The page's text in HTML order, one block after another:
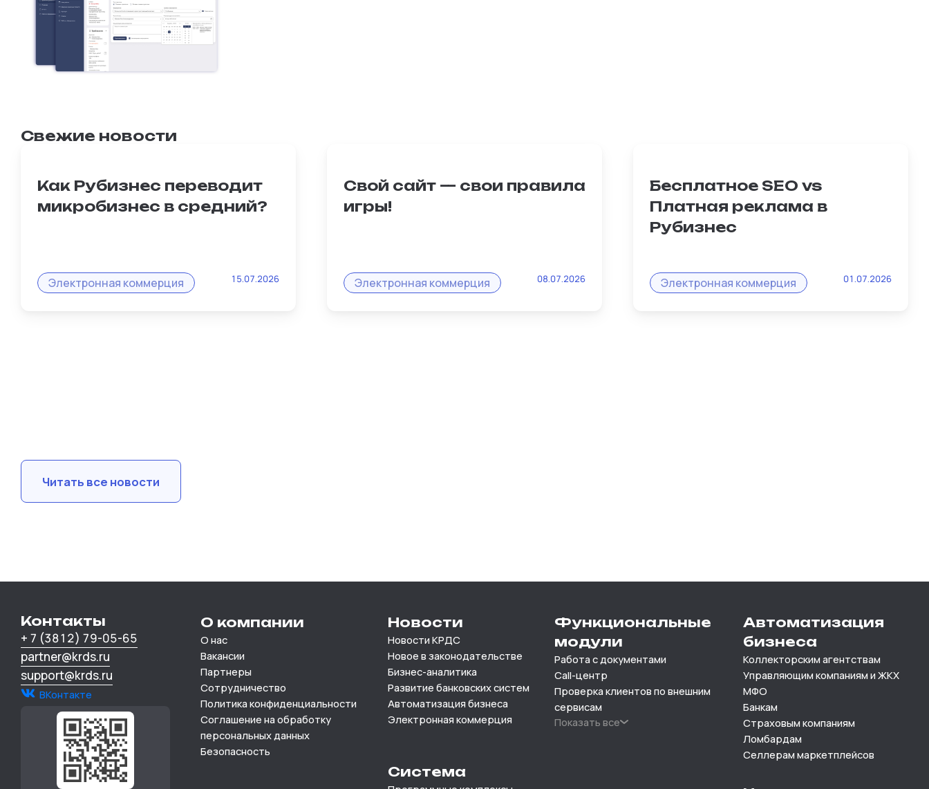
Свежие новости
Как Рубизнес переводит
микробизнес в средний?
любого продавца. И именно интернет-
Электронная коммерция 15.07.2026
Свой сайт — свои правила
игры!
жалуются: «На маркетплейсе
Электронная коммерция 08.07.2026
Бесплатное SEO vs
Платная реклама в
Рубизнес
маркетплейс и молиться на таргет.
Электронная коммерция 01.07.2026
Читать все новости
Контакты
+ 7 (3812) 79-05-65
partner@krds.ru
support@krds.ru
ВКонтакте
О компании
О нас
Вакансии
Партнеры
Сотрудничество
Политика конфиденциальности
Соглашение на обработку
персональных данных
Безопасность
Новости
Новости КРДС
Новое в законодательстве
Бизнес-аналитика
Развитие банковских систем
Автоматизация бизнеса
Электронная коммерция
Система
Функциональные
модули
Работа с документами
Call-центр
Проверка клиентов по внешним
сервисам
Показать все
Автоматизация
бизнеса
Коллекторским агентствам
Управляющим компаниям и ЖКХ
МФО
Банкам
Страховым компаниям
Ломбардам
Селлерам маркетплейсов